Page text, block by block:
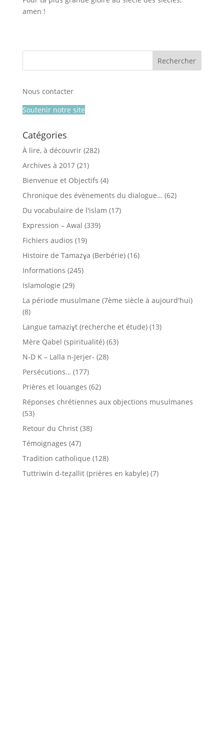
amen !
Nous contacter
Soutenir notre site
Catégories
À lire, à découvrir(282)
Archives à 2017(21)
Bienvenue et Objectifs (4)
Chronique des évènements du dialogue… (62)
Du vocabulaire de l'islam (17)
Expression – Awal (339)
Fichiers audios (19)
Histoire de Tamazɣa (Berbérie)(16)
Informations (245)
Islamologie (29)
La période musulmane (7ème siècle à aujourd'hui)
(8)
Langue tamaziɣt (recherche et étude)(13)
Mère Qabel (spiritualité)(63)
N-D K – Lalla n-Jerjer- (28)
Persécutions… (177)
Prières et louanges (62)
Réponses chrétiennes aux objections musulmanes
(53)
Retour du Christ(38)
Témoignages (47)
Tradition catholique (128)
Tuttriwin d-teẓallit (prières en kabyle)(7)